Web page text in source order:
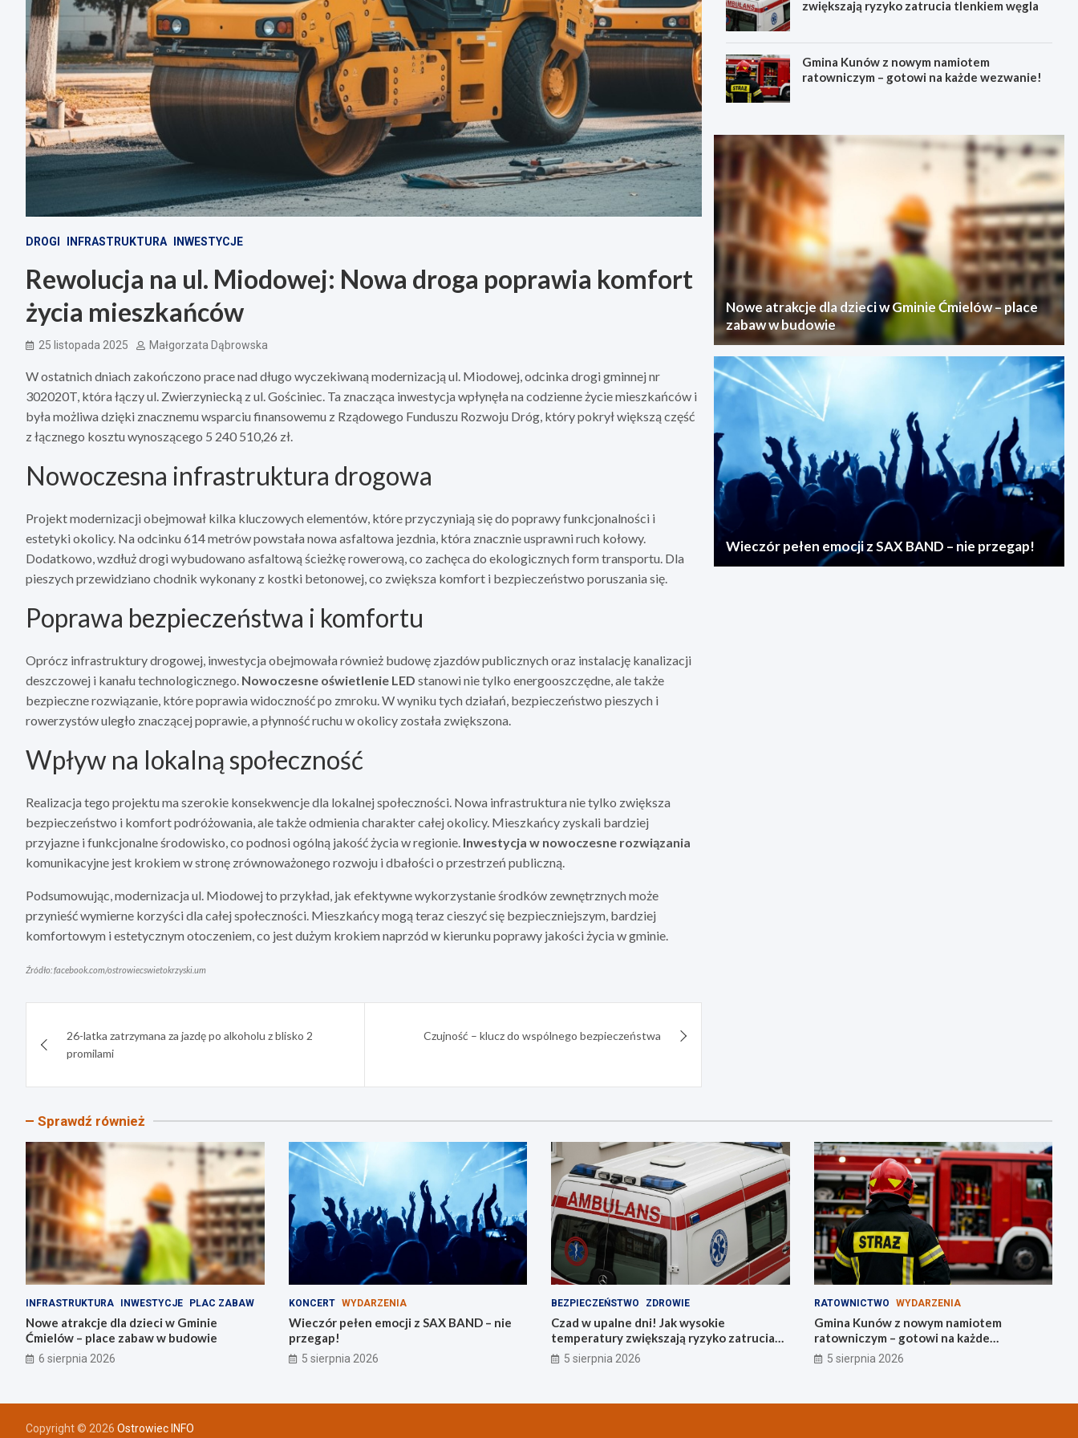
DROGI INFRASTRUKTURA INWESTYCJE
Rewolucja na ul. Miodowej: Nowa droga poprawia komfort
życia mieszkańców
25 listopada 2025 Małgorzata Dąbrowska
W ostatnich dniach zakończono prace nad długo wyczekiwaną modernizacją ul. Miodowej, odcinka drogi gminnej nr
302020T, która łączy ul. Zwierzyniecką z ul. Gościniec. Ta znacząca inwestycja wpłynęła na codzienne życie mieszkańców i
była możliwa dzięki znacznemu wsparciu finansowemu z Rządowego Funduszu Rozwoju Dróg, który pokrył większą część
z łącznego kosztu wynoszącego 5 240 510,26 zł.
Nowoczesna infrastruktura drogowa
Projekt modernizacji obejmował kilka kluczowych elementów, które przyczyniają się do poprawy funkcjonalności i
estetyki okolicy. Na odcinku 614 metrów powstała nowa asfaltowa jezdnia, która znacznie usprawni ruch kołowy.
Dodatkowo, wzdłuż drogi wybudowano asfaltową ścieżkę rowerową, co zachęca do ekologicznych form transportu. Dla
pieszych przewidziano chodnik wykonany z kostki betonowej, co zwiększa komfort i bezpieczeństwo poruszania się.
Poprawa bezpieczeństwa i komfortu
Oprócz infrastruktury drogowej, inwestycja obejmowała również budowę zjazdów publicznych oraz instalację kanalizacji
deszczowej i kanału technologicznego. Nowoczesne oświetlenie LED stanowi nie tylko energooszczędne, ale także
bezpieczne rozwiązanie, które poprawia widoczność po zmroku. W wyniku tych działań, bezpieczeństwo pieszych i
rowerzystów uległo znaczącej poprawie, a płynność ruchu w okolicy została zwiększona.
Wpływ na lokalną społeczność
Realizacja tego projektu ma szerokie konsekwencje dla lokalnej społeczności. Nowa infrastruktura nie tylko zwiększa
bezpieczeństwo i komfort podróżowania, ale także odmienia charakter całej okolicy. Mieszkańcy zyskali bardziej
przyjazne i funkcjonalne środowisko, co podnosi ogólną jakość życia w regionie. Inwestycja w nowoczesne rozwiązania
komunikacyjne jest krokiem w stronę zrównoważonego rozwoju i dbałości o przestrzeń publiczną.
Podsumowując, modernizacja ul. Miodowej to przykład, jak efektywne wykorzystanie środków zewnętrznych może
przynieść wymierne korzyści dla całej społeczności. Mieszkańcy mogą teraz cieszyć się bezpieczniejszym, bardziej
komfortowym i estetycznym otoczeniem, co jest dużym krokiem naprzód w kierunku poprawy jakości życia w gminie.
Źródło: facebook.com/ostrowiecswietokrzyski.um
wpisu26-latka zatrzymana za jazdę po alkoholu z blisko 2
promilami
Czujność – klucz do wspólnego bezpieczeństwa
zwiększają ryzyko zatrucia tlenkiem węgla
Gmina Kunów z nowym namiotem
ratowniczym – gotowi na każde wezwanie!
Nowe atrakcje dla dzieci w Gminie Ćmielów – place
zabaw w budowie
Wieczór pełen emocji z SAX BAND – nie przegap!
Sprawdź również
INFRASTRUKTURA INWESTYCJE PLAC ZABAW
Nowe atrakcje dla dzieci w Gminie
Ćmielów – place zabaw w budowie
6 sierpnia 2026
KONCERT WYDARZENIA
Wieczór pełen emocji z SAX BAND – nie
przegap!
5 sierpnia 2026
BEZPIECZEŃSTWO ZDROWIE
Czad w upalne dni! Jak wysokie
temperatury zwiększają ryzyko zatrucia
tlenkiem węgla
5 sierpnia 2026
RATOWNICTWO WYDARZENIA
Gmina Kunów z nowym namiotem
ratowniczym – gotowi na każde
wezwanie!
5 sierpnia 2026
Copyright © 2026 Ostrowiec INFO